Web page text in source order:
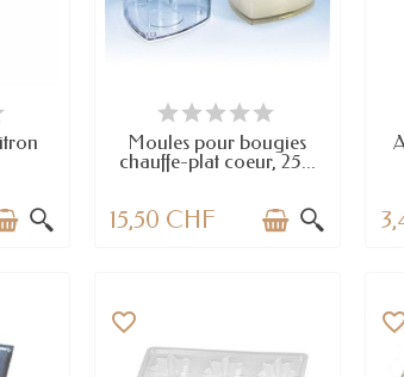
DERNIERS ARTICLES EN STOCK
Moules pour bougies
chauffe-plat coeur, 25...
15,50 CHF
favorite_border